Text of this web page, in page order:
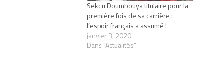
Sekou Doumbouya titulaire pour la
première fois de sa carrière :
l’espoir français a assumé !
janvier 3, 2020
Dans "Actualités"